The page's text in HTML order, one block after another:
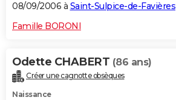
08/09/2006 à Saint-Sulpice-de-Favières
Famille BORONI
Odette CHABERT (86 ans)
Créer une cagnotte obsèques
Naissance